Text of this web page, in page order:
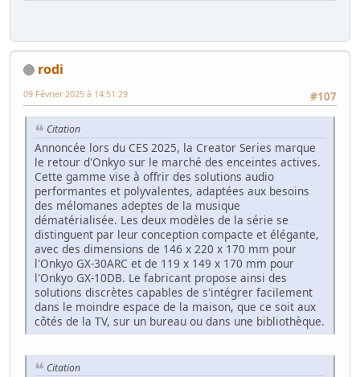
rodi
#107
09 Février 2025 à 14:51:29
Citation
Annoncée lors du CES 2025, la Creator Series marque
le retour d'Onkyo sur le marché des enceintes actives.
Cette gamme vise à offrir des solutions audio
performantes et polyvalentes, adaptées aux besoins
des mélomanes adeptes de la musique
dématérialisée. Les deux modèles de la série se
distinguent par leur conception compacte et élégante,
avec des dimensions de 146 x 220 x 170 mm pour
l'Onkyo GX-30ARC et de 119 x 149 x 170 mm pour
l'Onkyo GX-10DB. Le fabricant propose ainsi des
solutions discrètes capables de s'intégrer facilement
dans le moindre espace de la maison, que ce soit aux
côtés de la TV, sur un bureau ou dans une bibliothèque.
Citation